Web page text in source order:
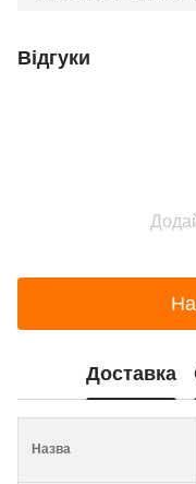
Відгуки
Доставка
Назва